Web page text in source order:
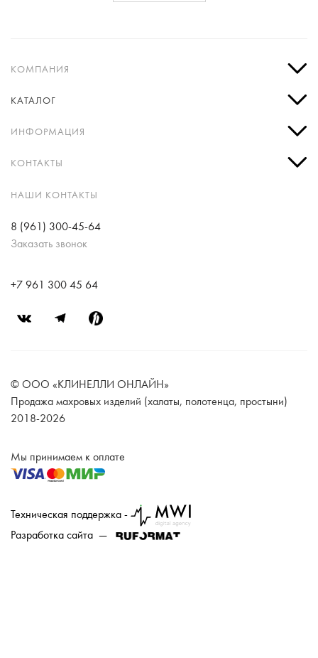
КОМПАНИЯ
КАТАЛОГ
ИНФОРМАЦИЯ
КОНТАКТЫ
НАШИ КОНТАКТЫ
8 (961) 300-45-64
Заказать звонок
+7 961 300 45 64
© ООО «КЛИНЕЛЛИ ОНЛАЙН»
Продажа махровых изделий (халаты, полотенца, простыни)
2018-2026
Мы принимаем к оплате
Техническая поддержка -
Разработка сайта —